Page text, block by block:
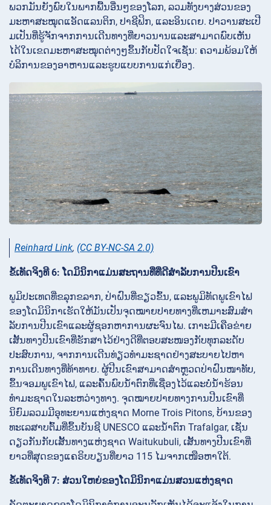
ພວກມັນຍັງພົບໃນພາກພື້ນອື່ນໆຂອງໂລກ, ລວມທັງບາງສ່ວນຂອງ
ມະຫາສະໝຸດແອັດແລນຕິກ, ປາຊີຟິກ, ແລະອິນເດຍ. ປາວານສະເປີ
ມເປັນທີ່ຮູ້ຈັກຈາກການເດີນທາງທີ່ຍາວນານແລະສາມາດພົບເຫັນ
ໄດ້ໃນເຂດມະຫາສະໝຸດຕ່າງໆຂຶ້ນກັບປັດໃຈເຊັ່ນ: ຄວາມພ້ອມໃຫ້
ບໍລິການຂອງອາຫານແລະຮູບແບບການແກ່ເຍື່ອງ.
Reinhard Link, (CC BY-NC-SA 2.0)
ຂໍ້ເທັດຈິງທີ 6: ໂດມິນິກາແມ່ນສະຖານທີ່ທີ່ດີສໍາລັບການປີນເຂົາ
ພູມິປະເທດທີ່ຂລຸກຂລາກ, ປ່າຝົນທີ່ຂຽວຂົ້ນ, ແລະພູມິທັດພູເຂົາໄຟ
ຂອງໂດມິນິກາເຮັດໃຫ້ມັນເປັນຈຸດໝາຍປາຍທາງທີ່ເຫມາະສົມສໍາ
ລັບການປີນເຂົາແລະຜູ້ຊອກຫາການຜະຈົນໄພ. ເກາະມີເຄືອຂ່າຍ
ເສັ້ນທາງປີນເຂົາທີ່ຮັກສາໄວ້ຢ່າງດີທີ່ຕອບສະໜອງກັບທຸກລະດັບ
ປະສົບການ, ຈາກການເດີນທ່ຽວທໍາມະຊາດຢ່າງສະບາຍໄປຫາ
ການເດີນທາງທີ່ທ້າທາຍ. ຜູ້ປີນເຂົາສາມາດສຳຫຼວດປ່າຝົນໜາທັບ,
ຂຶ້ນຈອມພູເຂົາໄຟ, ແລະຄົ້ນພົບນ້ໍາຕົກທີ່ເຊື່ອງໄວ້ແລະບໍ່ນ້ໍາຮ້ອນ
ທໍາມະຊາດໃນລະຫວ່າງທາງ. ຈຸດໝາຍປາຍທາງການປີນເຂົາທີ່
ນິຍົມລວມມີອຸທະຍານແຫ່ງຊາດ Morne Trois Pitons, ບ້ານຂອງ
ທະເລສາບຕົ້ມທີ່ຂຶ້ນບັນຊີ UNESCO ແລະນ້ໍາຕົກ Trafalgar, ເຊັ່ນ
ດຽວກັນກັບເສັ້ນທາງແຫ່ງຊາດ Waitukubuli, ເສັ້ນທາງປີນເຂົາທີ່
ຍາວທີ່ສຸດຂອງແຄຣິບບຽນທີ່ຍາວ 115 ໄມຈາກເໜືອຫາໃຕ້.
ຂໍ້ເທັດຈິງທີ 7: ສ່ວນໃຫຍ່ຂອງໂດມິນິກາແມ່ນສວນແຫ່ງຊາດ